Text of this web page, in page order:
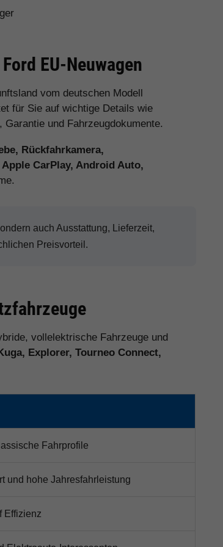
EU-Neuwagen
vom deutschen Modell
für Sie auf wichtige Details wie
und Fahrzeugdokumente.
Rückfahrkamera,
CarPlay, Android Auto,
auch Ausstattung, Lieferzeit,
Preisvorteil.
vollelektrische Fahrzeuge und
Explorer, Tourneo Connect,
Fahrprofile
und hohe Jahresfahrleistung
Effizienz